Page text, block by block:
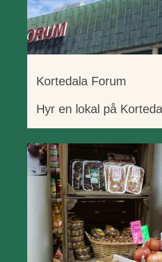
Kortedala Forum
Hyr en lokal på